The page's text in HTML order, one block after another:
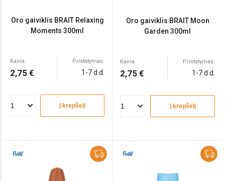
Oro gaiviklis BRAIT Relaxing
Moments 300ml
Kaina:
2,75 €
Pristatymas:
1-7 d.d.
Į krepšelį
Oro gaiviklis BRAIT Moon
Garden 300ml
Kaina:
2,75 €
Pristatymas:
1-7 d.d.
Į krepšelį